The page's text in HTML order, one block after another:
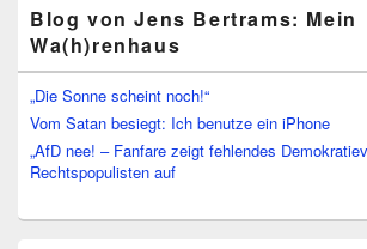
Blog von Jens Bertrams: Mein
Wa(h)renhaus
„Die Sonne scheint noch!“
Vom Satan besiegt: Ich benutze ein iPhone
„AfD nee! – Fanfare zeigt fehlendes
Rechtspopulisten auf